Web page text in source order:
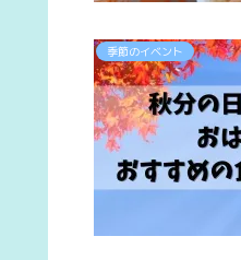
季節のイベント